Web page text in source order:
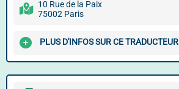
10 Rue de la Paix
75002 Paris
PLUS D'INFOS SUR CE TRADUCTEUR